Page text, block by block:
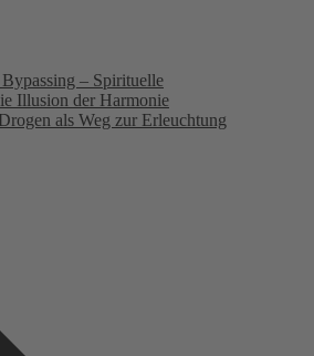
– Spirituelle
Illusion der Harmonie
als Weg zur Erleuchtung